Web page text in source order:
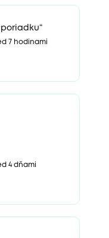
7 hodinami
4 dňami